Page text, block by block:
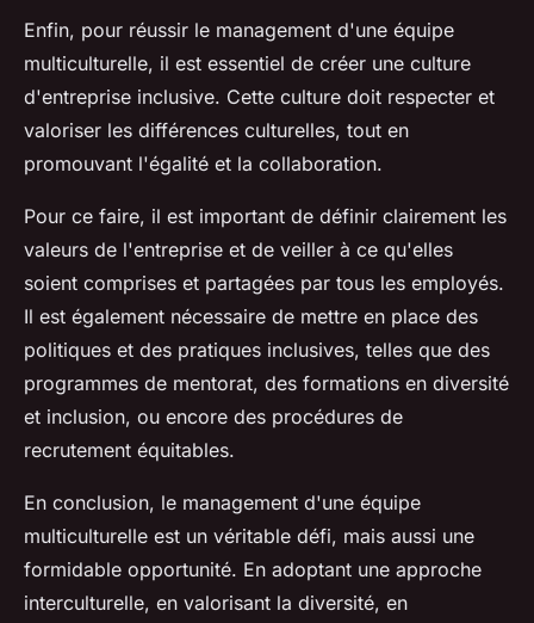
Enfin, pour réussir le management d'une équipe
multiculturelle, il est essentiel de créer une culture
d'entreprise inclusive. Cette culture doit respecter et
valoriser les différences culturelles, tout en
promouvant l'égalité et la collaboration.
Pour ce faire, il est important de définir clairement les
valeurs de l'entreprise et de veiller à ce qu'elles
soient comprises et partagées par tous les employés.
Il est également nécessaire de mettre en place des
politiques et des pratiques inclusives, telles que des
programmes de mentorat, des formations en diversité
et inclusion, ou encore des procédures de
recrutement équitables.
En conclusion, le management d'une équipe
multiculturelle est un véritable défi, mais aussi une
formidable opportunité. En adoptant une approche
interculturelle, en valorisant la diversité, en